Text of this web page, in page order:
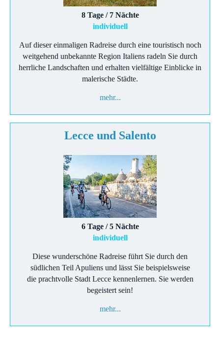
8 Tage / 7 Nächte
individuell
Auf dieser einmaligen Radreise durch eine touristisch noch
weitgehend unbekannte Region Italiens radeln Sie durch
herrliche Landschaften und erhalten vielfältige Einblicke in
malerische Städte.
mehr...
Lecce und Salento
6 Tage / 5 Nächte
individuell
Diese wunderschöne Radreise führt Sie durch den
südlichen Teil Apuliens und lässt Sie beispielsweise
die prachtvolle Stadt Lecce kennenlernen. Sie werden
begeistert sein!
mehr...